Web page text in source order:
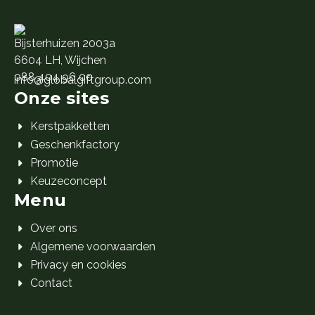
Bijsterhuizen 2003a
6604 LH, Wijchen
088 404 96 00
info@globalgiftgroup.com
Onze sites
Kerstpakketten
Geschenkfactory
Promotie
Keuzeconcept
Menu
Over ons
Algemene voorwaarden
Privacy en cookies
Contact